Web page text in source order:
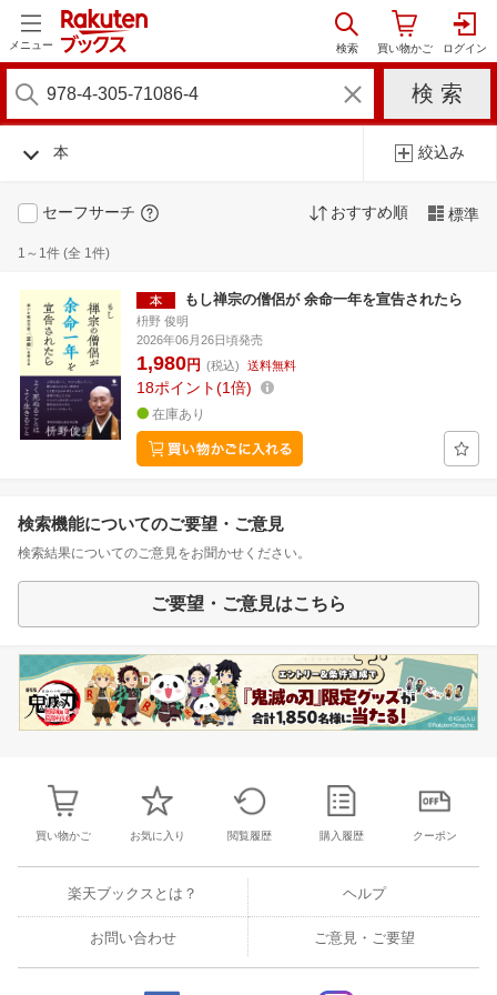
メニュー
本 絞込み
セーフサーチ おすすめ順 標準
1～1件 (全 1件)
もし禅宗の僧侶が 余命一年を宣告されたら
枡野 俊明
2026年06月26日頃発売
1,980円 (税込) 送料無料
18ポイント 1倍
在庫あり
検索機能についてのご要望・ご意見
検索結果についてのご意見をお聞かせください。
ご要望・ご意見はこちら
買い物かご お気に入り 閲覧履歴 購入履歴 クーポン
楽天ブックスとは？ ヘルプ
お問い合わせ ご意見・ご要望